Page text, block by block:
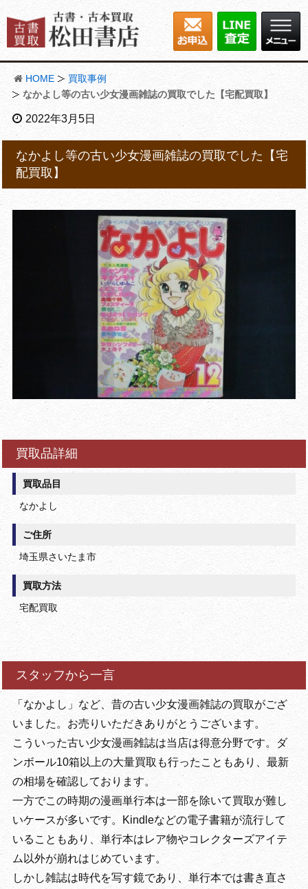
HOME
買取事例
なかよし等の古い少女漫画雑誌の買取でした【宅配買取】
2022年3月5日
なかよし等の古い少女漫画雑誌の買取でした【宅
配買取】
買取品詳細
買取品目
なかよし
ご住所
埼玉県さいたま市
買取方法
宅配買取
スタッフから一言
「なかよし」など、昔の古い少女漫画雑誌の買取がござ
いました。お売りいただきありがとうございます。
こういった古い少女漫画雑誌は当店は得意分野です。ダ
ンボール10箱以上の大量買取も行ったこともあり、最新
の相場を確認しております。
一方でこの時期の漫画単行本は一部を除いて買取が難し
いケースが多いです。Kindleなどの電子書籍が流行して
いることもあり、単行本はレア物やコレクターズアイテ
ム以外が崩れはじめています。
しかし雑誌は時代を写す鏡であり、単行本では書き直さ